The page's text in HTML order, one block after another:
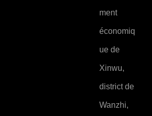
ment
économiq
ue de
Xinwu,
district de
Wanzhi,